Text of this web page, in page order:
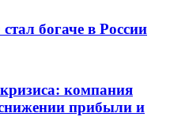
богаче в России
компания
прибыли и